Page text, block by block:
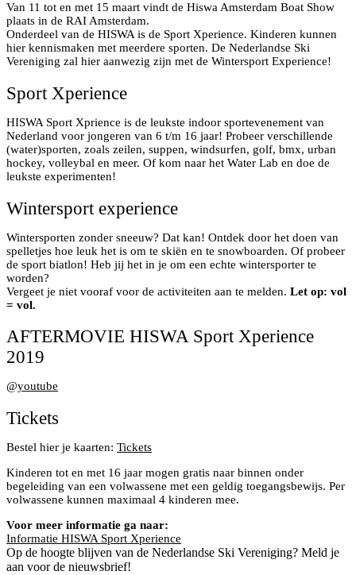
Van 11 tot en met 15 maart vindt de Hiswa Amsterdam Boat Show
plaats in de RAI Amsterdam.
Onderdeel van de HISWA is de Sport Xperience. Kinderen kunnen
hier kennismaken met meerdere sporten. De Nederlandse Ski
Vereniging zal hier aanwezig zijn met de Wintersport Experience!
Sport Xperience
HISWA Sport Xprience is de leukste indoor sportevenement van
Nederland voor jongeren van 6 t/m 16 jaar! Probeer verschillende
(water)sporten, zoals zeilen, suppen, windsurfen, golf, bmx, urban
hockey, volleybal en meer. Of kom naar het Water Lab en doe de
leukste experimenten!
Wintersport experience
Wintersporten zonder sneeuw? Dat kan! Ontdek door het doen van
spelletjes hoe leuk het is om te skiën en te snowboarden. Of probeer
de sport biatlon! Heb jij het in je om een echte wintersporter te
worden?
Vergeet je niet vooraf voor de activiteiten aan te melden. Let op: vol
= vol.
AFTERMOVIE HISWA Sport Xperience
2019
@youtube
Tickets
Bestel hier je kaarten: Tickets
Kinderen tot en met 16 jaar mogen gratis naar binnen onder
begeleiding van een volwassene met een geldig toegangsbewijs. Per
volwassene kunnen maximaal 4 kinderen mee.
Voor meer informatie ga naar:
Informatie HISWA Sport Xperience
Op de hoogte blijven van de Nederlandse Ski Vereniging? Meld je
aan voor de nieuwsbrief!